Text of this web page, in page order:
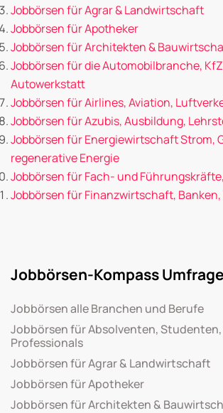
Jobbörsen für Agrar & Landwirtschaft
Jobbörsen für Apotheker
Jobbörsen für Architekten &
Jobbörsen für die Automobilbranche,
Autowerkstatt
Jobbörsen für Airlines, Aviation,
Jobbörsen für Azubis, Ausbildung,
Jobbörsen für Energiewirtschaft Strom,
regenerative Energie
Jobbörsen für Fach- und
Jobbörsen für Finanzwirtschaft,
Jobbörsen-Kompass Umfrage
Jobbörsen alle Branchen und Berufe
Jobbörsen für Absolventen, Studenten,
Professionals
Jobbörsen für Agrar & Landwirtschaft
Jobbörsen für Apotheker
Jobbörsen für Architekten &